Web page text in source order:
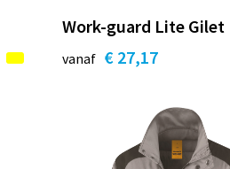
Work-guard Lite Gilet
vanaf € 27,17